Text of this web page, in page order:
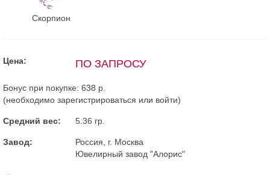
Скорпион
Цена: ПО ЗАПРОСУ
Бонус при покупке: 638 р.
(необходимо зарегистрироваться или войти)
Средний вес: 5.36 гр.
Завод:
Россия, г. Москва
Ювелирный завод "Алорис"